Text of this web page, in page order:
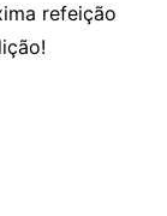
refeição